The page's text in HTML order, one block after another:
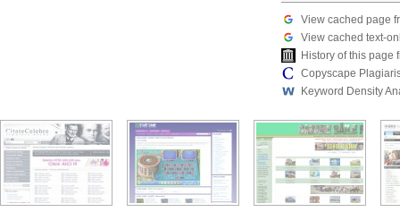
View cached page
View cached text-
History of this page
Copyscape
Keyword Density